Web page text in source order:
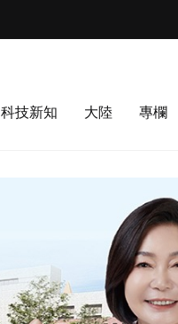
科技新知 大陸 專欄